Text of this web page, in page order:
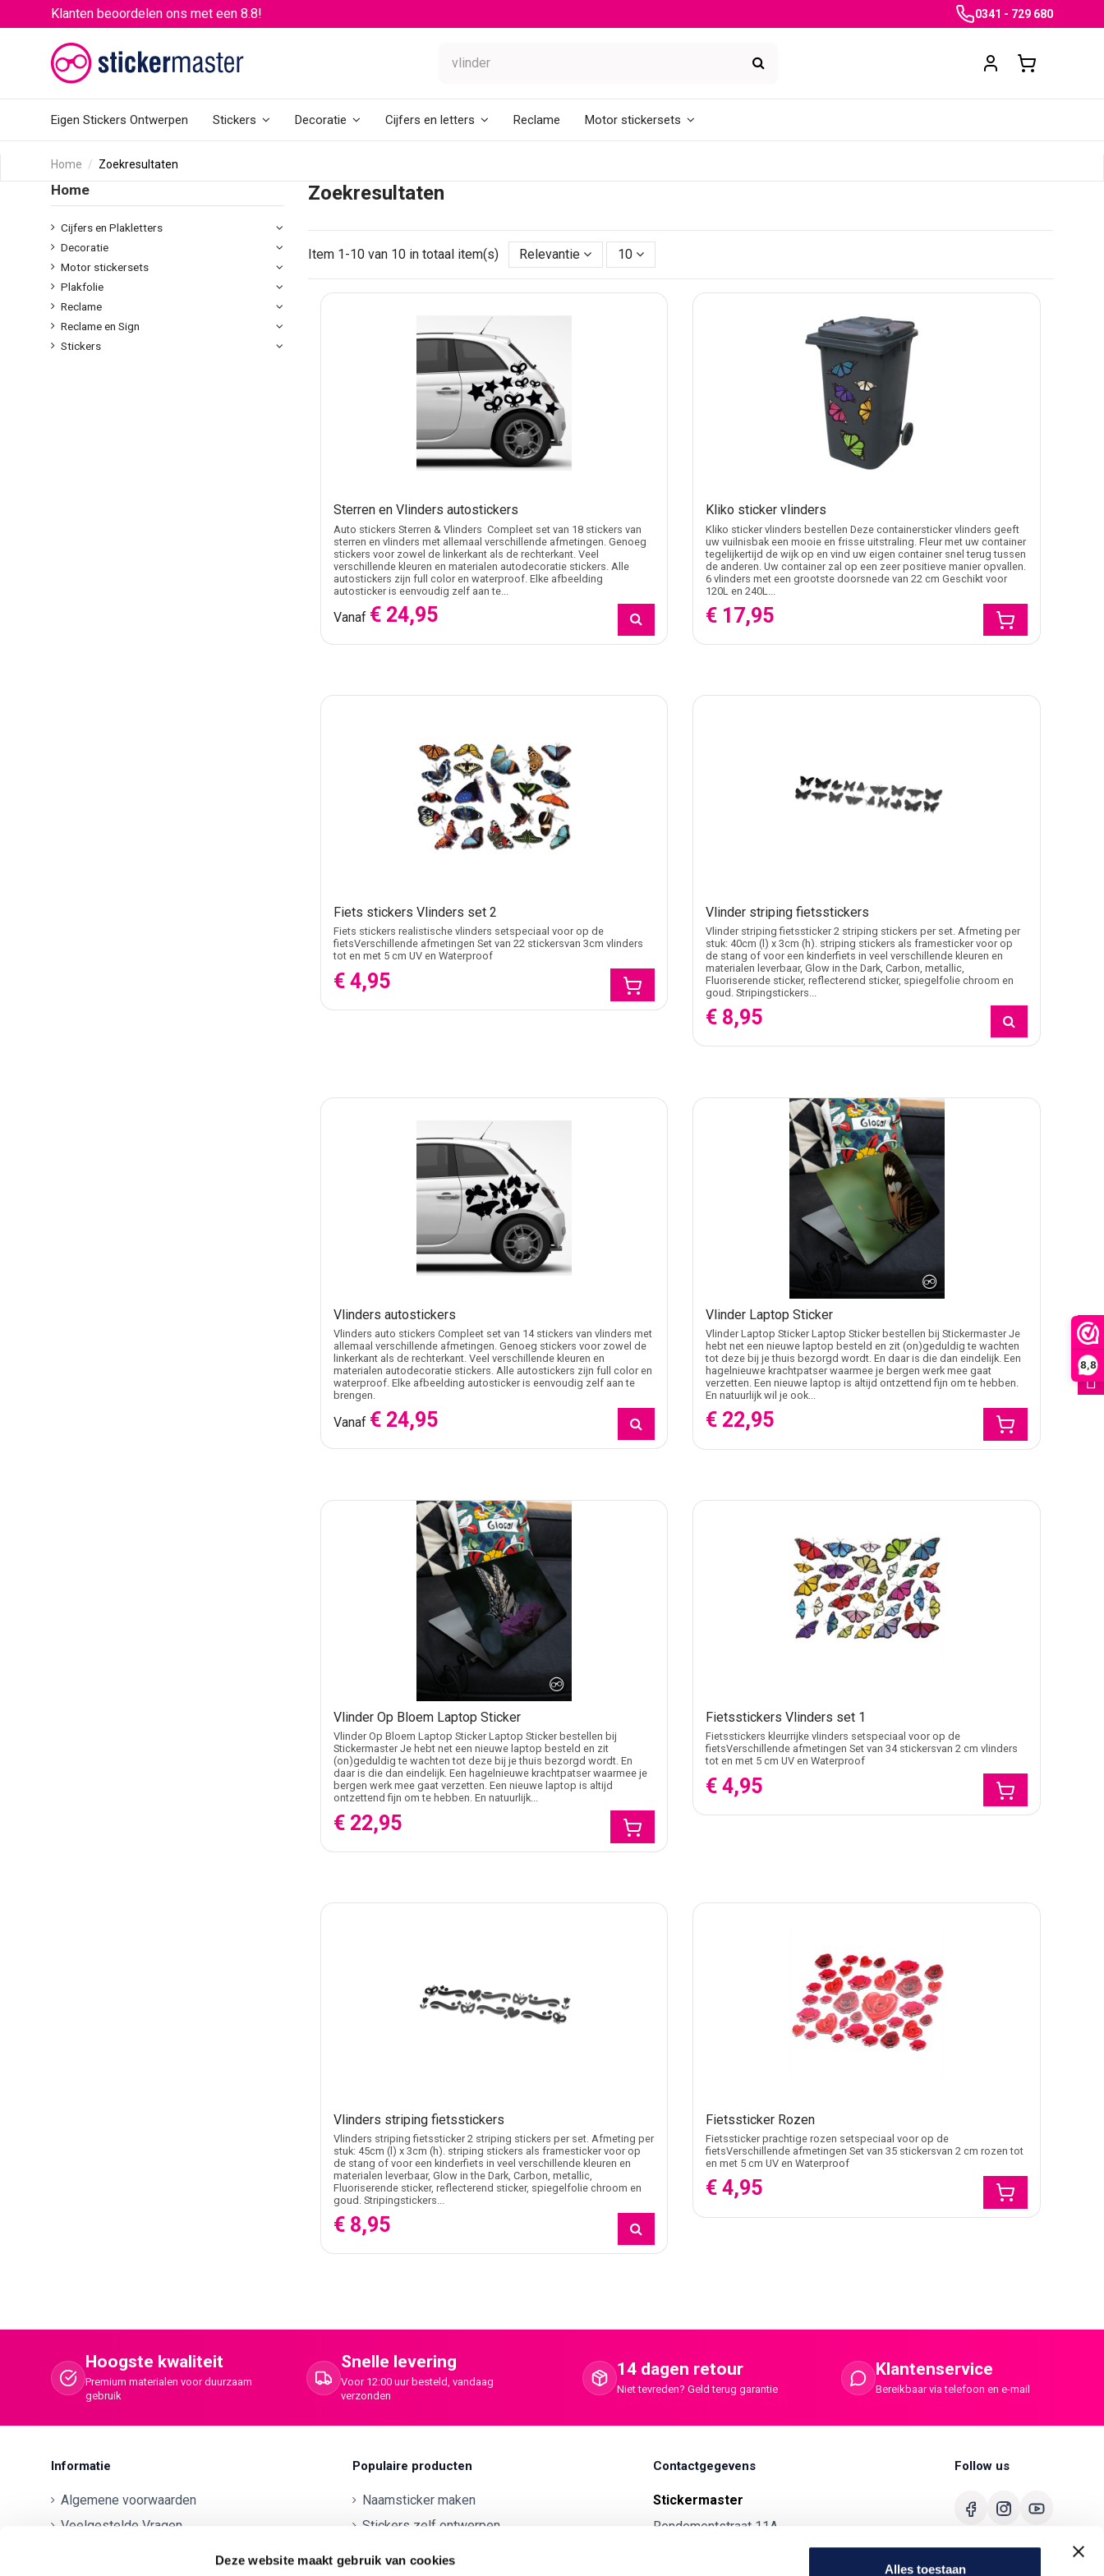
8,8
Deze website maakt gebruik van cookies
Alles toestaan
Klanten beoordelen ons met een 8.8! 0341 - 729 680
Eigen Stickers Ontwerpen Stickers Decoratie Cijfers en letters Reclame Motor stickersets
Home Zoekresultaten
Zoekresultaten
Item 1-10 van 10 in totaal item(s) Relevantie 10
Sterren en Vlinders autostickers
Auto stickers Sterren & Vlinders Compleet set van 18 stickers van
sterren en vlinders met allemaal verschillende afmetingen. Genoeg
stickers voor zowel de linkerkant als de rechterkant. Veel
verschillende kleuren en materialen autodecoratie stickers. Alle
autostickers zijn full color en waterproof. Elke afbeelding
autosticker is eenvoudig zelf aan te...
Vanaf € 24,95
Kliko sticker vlinders
Kliko sticker vlinders bestellen Deze containersticker vlinders geeft
uw vuilnisbak een mooie en frisse uitstraling. Fleur met uw container
tegelijkertijd de wijk op en vind uw eigen container snel terug tussen
de anderen. Uw container zal op een zeer positieve manier opvallen.
6 vlinders met een grootste doorsnede van 22 cm Geschikt voor
120L en 240L...
€ 17,95
Fiets stickers Vlinders set 2
Fiets stickers realistische vlinders setspeciaal voor op de
fietsVerschillende afmetingen Set van 22 stickersvan 3cm vlinders
tot en met 5 cm UV en Waterproof
€ 4,95
Vlinder striping fietsstickers
Vlinder striping fietssticker 2 striping stickers per set. Afmeting per
stuk: 40cm (l) x 3cm (h). striping stickers als framesticker voor op
de stang of voor een kinderfiets in veel verschillende kleuren en
materialen leverbaar, Glow in the Dark, Carbon, metallic,
Fluoriserende sticker, reflecterend sticker, spiegelfolie chroom en
goud. Stripingstickers...
€ 8,95
Vlinders autostickers
Vlinders auto stickers Compleet set van 14 stickers van vlinders met
allemaal verschillende afmetingen. Genoeg stickers voor zowel de
linkerkant als de rechterkant. Veel verschillende kleuren en
materialen autodecoratie stickers. Alle autostickers zijn full color en
waterproof. Elke afbeelding autosticker is eenvoudig zelf aan te
brengen.
Vanaf € 24,95
Vlinder Laptop Sticker
Vlinder Laptop Sticker Laptop Sticker bestellen bij Stickermaster Je
hebt net een nieuwe laptop besteld en zit (on)geduldig te wachten
tot deze bij je thuis bezorgd wordt. En daar is die dan eindelijk. Een
hagelnieuwe krachtpatser waarmee je bergen werk mee gaat
verzetten. Een nieuwe laptop is altijd ontzettend fijn om te hebben.
En natuurlijk wil je ook...
€ 22,95
Vlinder Op Bloem Laptop Sticker
Vlinder Op Bloem Laptop Sticker Laptop Sticker bestellen bij
Stickermaster Je hebt net een nieuwe laptop besteld en zit
(on)geduldig te wachten tot deze bij je thuis bezorgd wordt. En
daar is die dan eindelijk. Een hagelnieuwe krachtpatser waarmee je
bergen werk mee gaat verzetten. Een nieuwe laptop is altijd
ontzettend fijn om te hebben. En natuurlijk...
€ 22,95
Fietsstickers Vlinders set 1
Fietsstickers kleurrijke vlinders setspeciaal voor op de
fietsVerschillende afmetingen Set van 34 stickersvan 2 cm vlinders
tot en met 5 cm UV en Waterproof
€ 4,95
Vlinders striping fietsstickers
Vlinders striping fietssticker 2 striping stickers per set. Afmeting per
stuk: 45cm (l) x 3cm (h). striping stickers als framesticker voor op
de stang of voor een kinderfiets in veel verschillende kleuren en
materialen leverbaar, Glow in the Dark, Carbon, metallic,
Fluoriserende sticker, reflecterend sticker, spiegelfolie chroom en
goud. Stripingstickers...
€ 8,95
Fietssticker Rozen
Fietssticker prachtige rozen setspeciaal voor op de
fietsVerschillende afmetingen Set van 35 stickersvan 2 cm rozen tot
en met 5 cm UV en Waterproof
€ 4,95
Home
Cijfers en Plakletters
Decoratie
Motor stickersets
Plakfolie
Reclame
Reclame en Sign
Stickers
Hoogste kwaliteit
Premium materialen voor duurzaam
gebruik
Snelle levering
Voor 12:00 uur besteld, vandaag
verzonden
14 dagen retour
Niet tevreden? Geld terug garantie
Klantenservice
Bereikbaar via telefoon en e-mail
Informatie
Algemene voorwaarden
Veelgestelde Vragen
Populaire producten
Naamsticker maken
Stickers zelf ontwerpen
Contactgegevens
Stickermaster
Rendementstraat 11A
Follow us
FILTER